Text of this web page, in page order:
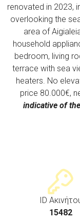
renovated in 2023,
overlooking the
area of
household
bedroom, living
terrace with sea
heaters. No
price 80.000€,
indicative of
ID
15482